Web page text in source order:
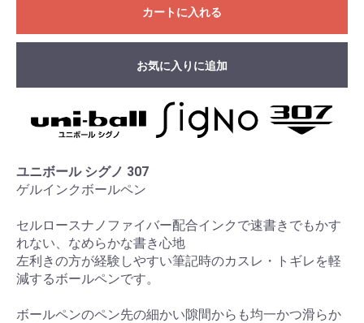
カートに入れる
お気に入りに追加
ユニボール シグノ 307
ゲルインクボールペン
セルロースナノファイバー配合インクで速書きでもかす
れない、なめらかな書き心地
左利きの方が経験しやすい筆記時のカスレ・トギレを軽
減するボールペンです。
ボールペンのペン先の細かい隙間からも均一かつ滑らか